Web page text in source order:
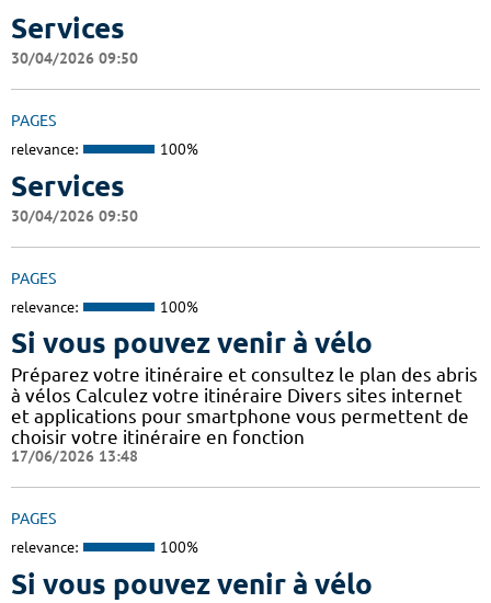
Services
30/04/2026 09:50
PAGES
relevance: 100%
Services
30/04/2026 09:50
PAGES
relevance: 100%
Si vous pouvez venir à vélo
Préparez votre itinéraire et consultez le plan des abris
à vélos Calculez votre itinéraire Divers sites internet
et applications pour smartphone vous permettent de
choisir votre itinéraire en fonction
17/06/2026 13:48
PAGES
relevance: 100%
Si vous pouvez venir à vélo